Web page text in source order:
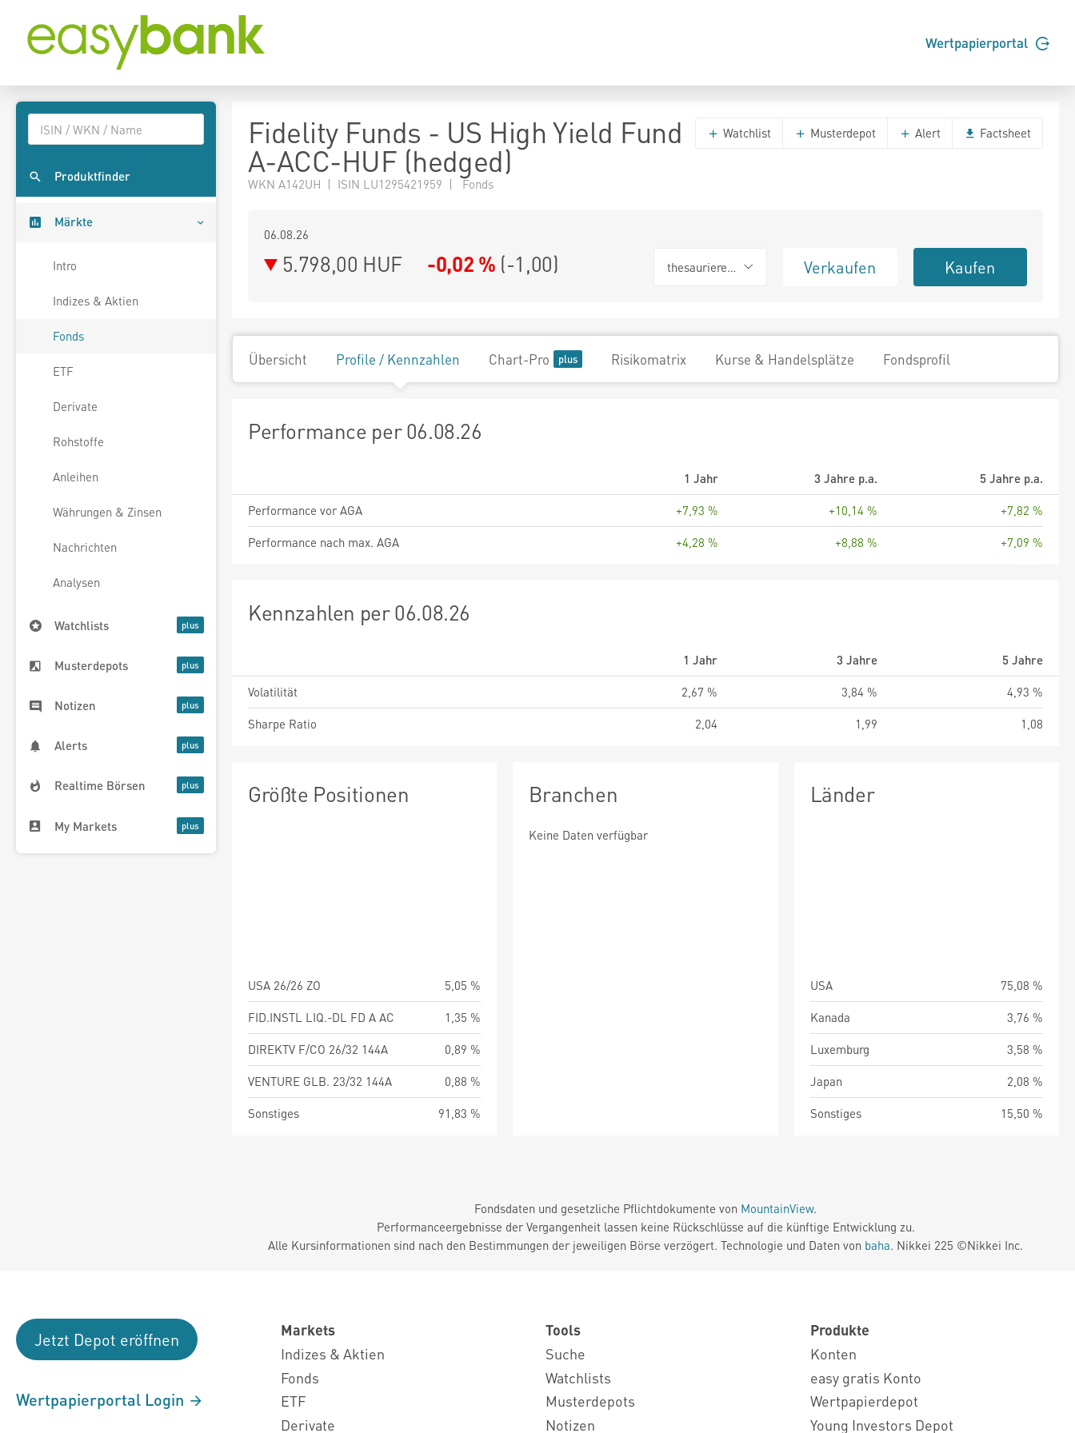
Wertpapierportal
Produktfinder
Märkte
Intro
Indizes & Aktien
Fonds
ETF
Derivate
Rohstoffe
Anleihen
Währungen & Zinsen
Nachrichten
Analysen
Watchlists
Musterdepots
Notizen
Alerts
Realtime Börsen
My Markets
Fidelity Funds - US High Yield Fund
A-ACC-HUF (hedged)
WKN A142UH | ISIN LU1295421959 | Fonds
Watchlist Musterdepot Alert Factsheet
06.08.26
5.798,00 HUF -0,02 % (-1,00) thesaurierend Verkaufen Kaufen
Übersicht Profile / Kennzahlen Chart-Pro Risikomatrix Kurse & Handelsplätze Fondsprofil
Performance per 06.08.26
1 Jahr 3 Jahre p.a.
5 Jahre p.a.
Performance vor AGA
+7,93 % +10,14 %
+7,82 %
Performance nach max. AGA
+4,28 % +8,88 % +7,09 %
Kennzahlen per 06.08.26
1 Jahr 3 Jahre
5 Jahre
Volatilität
2,67 % 3,84 %
4,93 %
Sharpe Ratio
2,04 1,99 1,08
Größte Positionen
USA 26/26 ZO
5,05 %
FID.INSTL LIQ.-DL FD A AC
1,35 %
DIREKTV F/CO 26/32 144A
0,89 %
VENTURE GLB. 23/32 144A
0,88 %
Sonstiges
91,83 %
Branchen
Keine Daten verfügbar
Länder
USA
75,08 %
Kanada
3,76 %
Luxemburg
3,58 %
Japan
2,08 %
Sonstiges
15,50 %
Fondsdaten und gesetzliche Pflichtdokumente von MountainView.
Performanceergebnisse der Vergangenheit lassen keine Rückschlüsse auf die künftige Entwicklung zu.
Alle Kursinformationen sind nach den Bestimmungen der jeweiligen Börse verzögert. Technologie und Daten von baha. Nikkei 225 ©Nikkei Inc.
Jetzt Depot eröffnen
Wertpapierportal Login
Markets
Indizes & Aktien
Fonds
ETF
Derivate
Tools
Suche
Watchlists
Musterdepots
Notizen
Produkte
Konten
easy gratis Konto
Wertpapierdepot
Young Investors Depot